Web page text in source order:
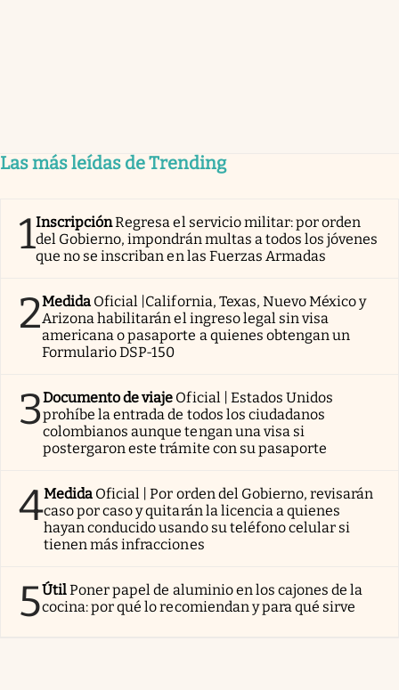
Las más leídas de Trending
1InscripciónRegresa el servicio militar: por orden
del Gobierno, impondrán multas a todos los jóvenes
que no se inscriban en las Fuerzas Armadas
2Medida Oficial |California, Texas, Nuevo México y
Arizona habilitarán el ingreso legal sin visa
americana o pasaporte a quienes obtengan un
Formulario DSP-150
3Documento de viaje Oficial | Estados Unidos
prohíbe la entrada de todos los ciudadanos
colombianos aunque tengan una visa si
postergaron este trámite con su pasaporte
4Medida Oficial | Por orden del Gobierno, revisarán
caso por caso y quitarán la licencia a quienes
hayan conducido usando su teléfono celular si
tienen más infracciones
5ÚtilPoner papel de aluminio en los cajones de la
cocina: por qué lo recomiendan y para qué sirve